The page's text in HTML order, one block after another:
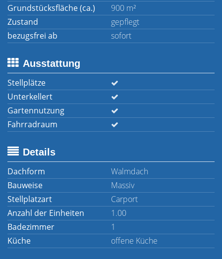
Grundstücksfläche (ca.)
900 m²
Zustand
gepflegt
bezugsfrei ab
sofort
Ausstattung
Stellplätze
Unterkellert
Gartennutzung
Fahrradraum
Details
Dachform
Walmdach
Bauweise
Massiv
Stellplatzart
Carport
Anzahl der Einheiten
1.00
Badezimmer
1
Küche
offene Küche